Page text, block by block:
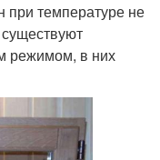
при температуре не
режимом, в них